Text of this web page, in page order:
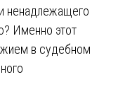
ненадлежащего
Именно этот
в судебном